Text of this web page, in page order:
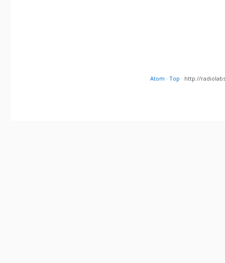
Atom · Top · http://